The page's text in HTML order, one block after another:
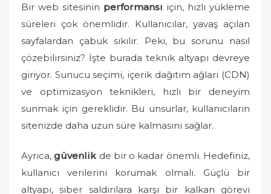
Bir web sitesinin performansı için, hızlı yükleme
süreleri çok önemlidir. Kullanıcılar, yavaş açılan
sayfalardan çabuk sıkılır. Peki, bu sorunu nasıl
çözebilirsiniz? İşte burada teknik altyapı devreye
giriyor. Sunucu seçimi, içerik dağıtım ağları (CDN)
ve optimizasyon teknikleri, hızlı bir deneyim
sunmak için gereklidir. Bu unsurlar, kullanıcıların
sitenizde daha uzun süre kalmasını sağlar.
Ayrıca,güvenlikde bir o kadar önemli. Hedefiniz,
kullanıcı verilerini korumak olmalı. Güçlü bir
altyapı, siber saldırılara karşı bir kalkan görevi